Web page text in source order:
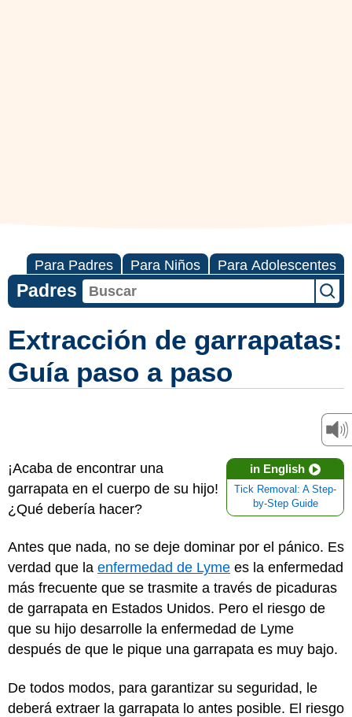
Para Padres Para Niños Para Adolescentes
Padres
Extracción de garrapatas:
Guía paso a paso
in English
Tick Removal: A Step-
by-Step Guide
¡Acaba de encontrar una
garrapata en el cuerpo de su hijo!
¿Qué debería hacer?
Antes que nada, no se deje dominar por el pánico. Es
verdad que la enfermedad de Lyme es la enfermedad
más frecuente que se trasmite a través de picaduras
de garrapata en Estados Unidos. Pero el riesgo de
que su hijo desarrolle la enfermedad de Lyme
después de que le pique una garrapata es muy bajo.
De todos modos, para garantizar su seguridad, le
deberá extraer la garrapata lo antes posible. El riesgo